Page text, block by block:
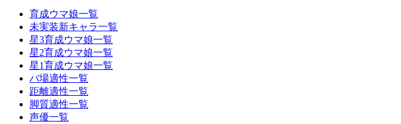
育成ウマ娘一覧
未実装新キャラ一覧
星3育成ウマ娘一覧
星2育成ウマ娘一覧
星1育成ウマ娘一覧
バ場適性一覧
距離適性一覧
脚質適性一覧
声優一覧